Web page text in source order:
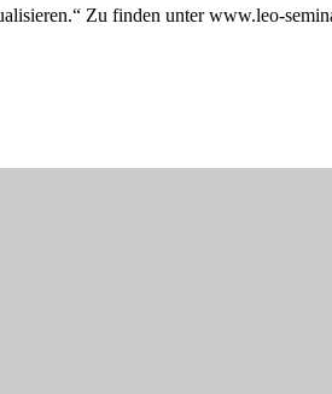
Zu finden unter www.leo-